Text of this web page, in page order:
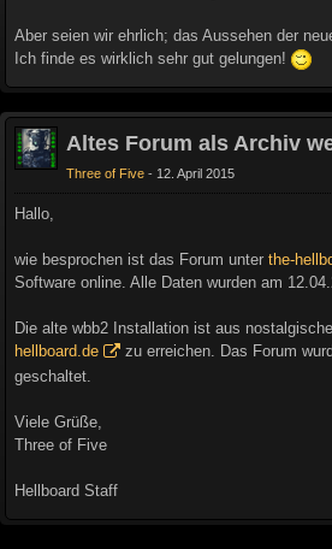
Aber seien wir ehrlich; das Aussehen der
Ich finde es wirklich sehr gut gelungen!
Altes Forum als Archiv
Three of Five 12. April 2015
Hallo,
wie besprochen ist das Forum unter the-
Software online. Alle Daten wurden am
Die alte wbb2 Installation ist aus
hellboard.de
zu erreichen. Das Forum
geschaltet.
Viele Grüße,
Three of Five
Hellboard Staff